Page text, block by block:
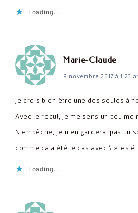
Loading...
Marie-Claudedit :
9 novembre 2017 à 1:23
Je crois bien être une des seules à
Avec le recul, je me sens un peu
N'empêche, je n'en garderai pas un
comme ça a été le cas avec \ »Les
Loading...